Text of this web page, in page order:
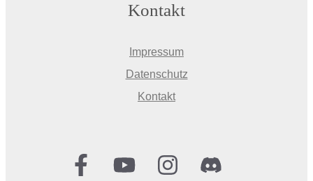
Kontakt
Impressum
Datenschutz
Kontakt